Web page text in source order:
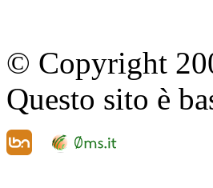
© Copyright
Questo sito è